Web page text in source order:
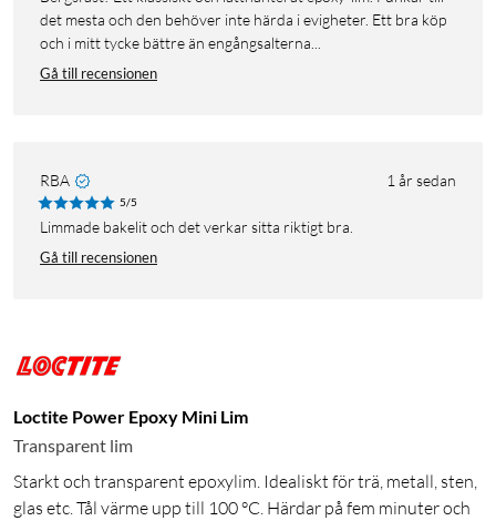
det mesta och den behöver inte härda i evigheter. Ett bra köp
och i mitt tycke bättre än engångsalterna...
Gå till recensionen
RBA 1 år sedan
5/5
Limmade bakelit och det verkar sitta riktigt bra.
Gå till recensionen
Loctite Power Epoxy Mini Lim
Transparent lim
Starkt och transparent epoxylim. Idealiskt för trä, metall, sten,
glas etc. Tål värme upp till 100 °C. Härdar på fem minuter och